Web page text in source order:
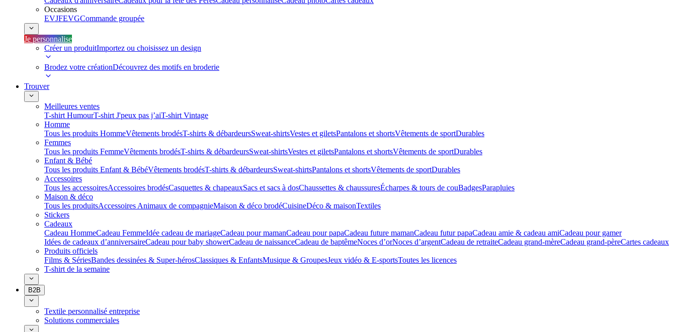
Occasions
EVJFEVGCommande groupée
Je personnalise
Créer un produitImportez ou choisissez un design
Brodez votre créationDécouvrez des motifs en broderie
Trouver
Meilleures ventes
T-shirt HumourT-shirt J'peux pas j’aiT-shirt Vintage
Homme
Tous les produits HommeVêtements brodésT-shirts & débardeursSweat-shirtsVestes et giletsPantalons et shortsVêtements de sportDurables
Femmes
Tous les produits FemmeVêtements brodésT-shirts & débardeursSweat-shirtsVestes et giletsPantalons et shortsVêtements de sportDurables
Enfant & Bébé
Tous les produits Enfant & BébéVêtements brodésT-shirts & débardeursSweat-shirtsPantalons et shortsVêtements de sportDurables
Accessoires
Tous les accessoiresAccessoires brodésCasquettes & chapeauxSacs et sacs à dosChaussettes & chaussuresÉcharpes & tours de couBadgesParapluies
Maison & déco
Tous les produitsAccessoires Animaux de compagnieMaison & déco brodéCuisineDéco & maisonTextiles
Stickers
Cadeaux
Cadeau HommeCadeau FemmeIdée cadeau de mariage​Cadeau pour mamanCadeau pour papaCadeau future mamanCadeau futur papaCadeau amie & cadeau amiCadeau pour gamer
Idées de cadeaux d’anniversaireCadeau pour baby showerCadeau de naissanceCadeau de baptêmeNoces d’orNoces d’argentCadeau de retraiteCadeau grand-mèreCadeau grand-pèreCartes cadeaux
Produits officiels
Films & SériesBandes dessinées & Super-hérosClassiques & EnfantsMusique & GroupesJeux vidéo & E-sportsToutes les licences
T-shirt de la semaine
B2B
Textile personnalisé entreprise
Solutions commerciales